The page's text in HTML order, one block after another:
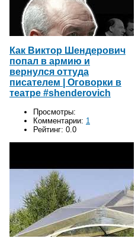
Как Виктор Шендерович
попал в армию и
вернулся оттуда
писателем | Оговорки в
театре #shenderovich
Просмотры:
Комментарии: 1
Рейтинг: 0.0